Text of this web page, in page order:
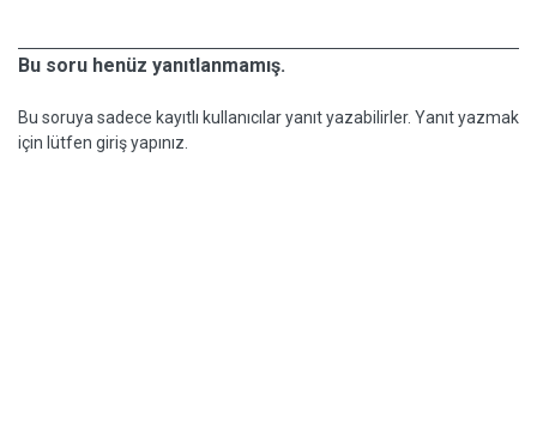
Bu soru henüz yanıtlanmamış.
Bu soruya sadece kayıtlı kullanıcılar yanıt yazabilirler. Yanıt yazmak
için lütfen giriş yapınız.